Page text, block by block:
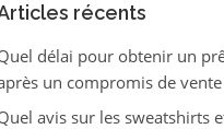
récents
délai pour obtenir un
un compromis de
avis sur les sweatshirts